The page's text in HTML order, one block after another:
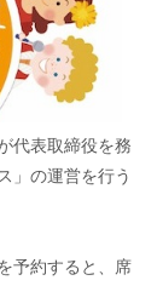
代表取締役を務
」の運営を行う
予約すると、席